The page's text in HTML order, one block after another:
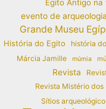
Egito Antigo na
evento de arqueologia
Grande Museu
História do Egito
história
Márcia Jamille múmia
Revista
Revista Mistério dos
Sítios